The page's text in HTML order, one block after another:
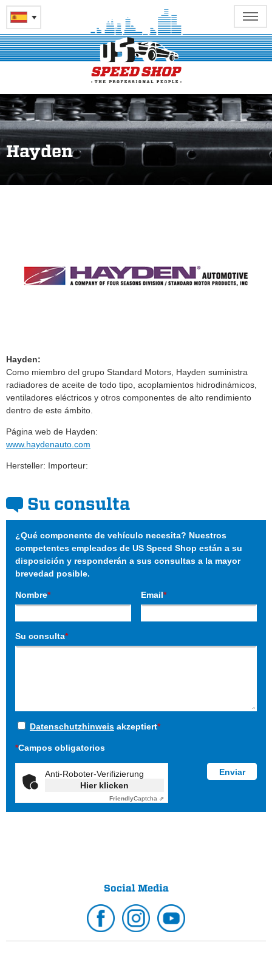
Hayden
Hayden:
Como miembro del grupo Standard Motors, Hayden suministra
radiadores de aceite de todo tipo, acoplamientos hidrodinámicos,
ventiladores eléctricos y otros componentes de alto rendimiento
dentro de este ámbito.
Página web de Hayden:
www.haydenauto.com
Hersteller: Importeur:
Su consulta
¿Qué componente de vehículo necesita? Nuestros
competentes empleados de US Speed Shop están a su
disposición y responderán a sus consultas a la mayor
brevedad posible.
Nombre* Email*
Su consulta*
Datenschutzhinweis akzeptiert*
*Campos obligatorios
Anti-Roboter-Verifizierung
Hier klicken
FriendlyCaptcha ⇗
Social Media